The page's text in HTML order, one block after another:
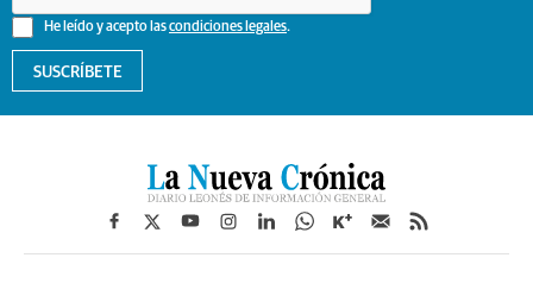
He leído y acepto lascondiciones legales.
SUSCRÍBETE